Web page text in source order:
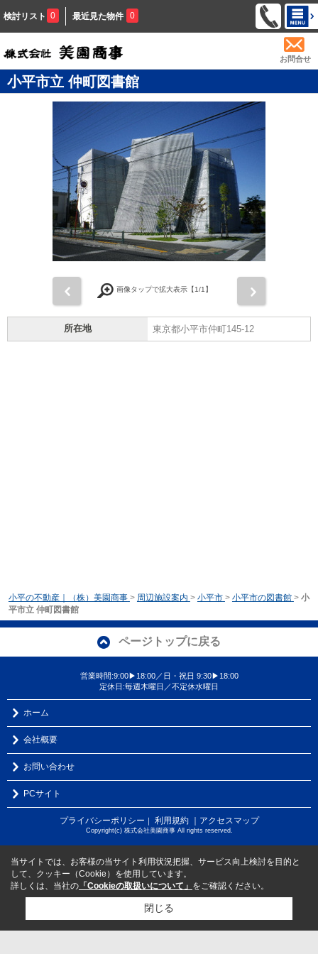
検討リスト 0 最近見た物件 0
お問合せ
小平市立 仲町図書館
画像タップで拡大表示【1/1】
所在地 東京都小平市仲町145-12
小平の不動産｜（株）美園商事 > 周辺施設案内 > 小平市 > 小平市の図書館 > 小
平市立 仲町図書館
ページトップに戻る
営業時間:9:00▶18:00／日・祝日 9:30▶18:00
定休日:毎週木曜日／不定休水曜日
ホーム
会社概要
お問い合わせ
PCサイト
プライバシーポリシー ｜ 利用規約 ｜アクセスマップ
Copyright(c) 株式会社美園商事 All rights reserved.
当サイトでは、お客様の当サイト利用状況把握、サービス向上検討を目的と
して、クッキー（Cookie）を使用しています。
詳しくは、当社の 「Cookieの取扱いについて」 をご確認ください。
閉じる